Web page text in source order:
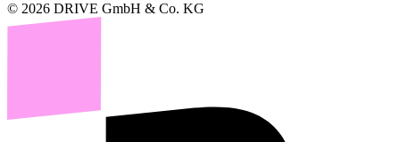
© 2026 DRIVE GmbH & Co. KG